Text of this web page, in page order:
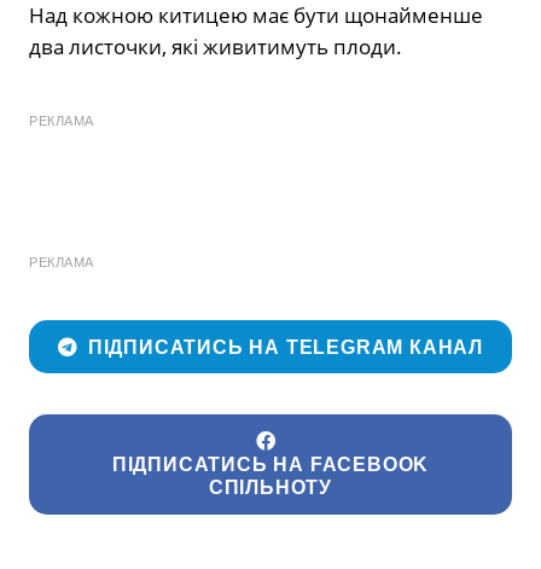
Над кожною китицею має бути щонайменше
два листочки, які живитимуть плоди.
РЕКЛАМА
РЕКЛАМА
ПІДПИСАТИСЬ НА TELEGRAM КАНАЛ
ПІДПИСАТИСЬ НА FACEBOOK
СПІЛЬНОТУ